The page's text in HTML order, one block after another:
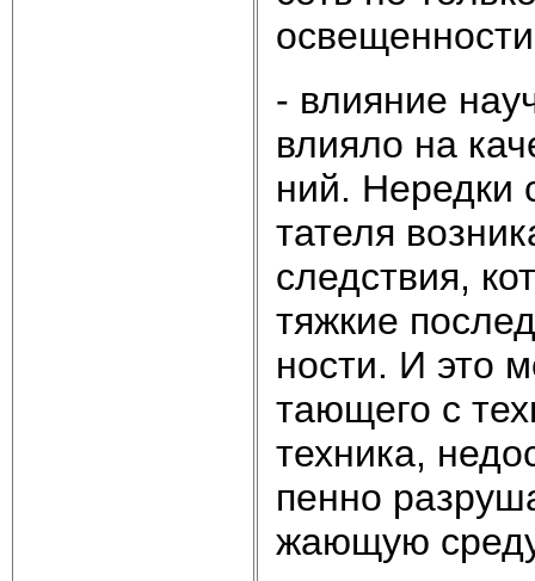
- влия­ние
влия­ло на
ний. Не­ред­ки
та­те­ля
след­ст­вия,
тяж­кие
но­сти. И это
таю­ще­го с
тех­ни­ка,
пен­но
жаю­щую